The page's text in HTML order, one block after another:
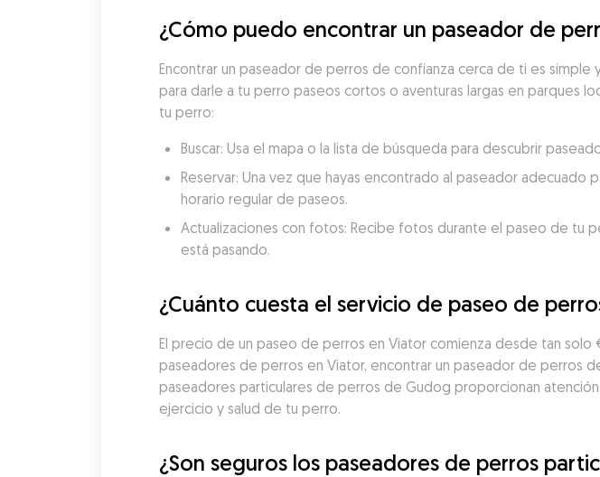
¿Cómo puedo encontrar un paseador de
Encontrar un paseador de perros de confianza cerca de ti es
para darle a tu perro paseos cortos o aventuras largas en parques
tu perro:
Buscar: Usa el mapa o la lista de búsqueda para descubrir
Reservar: Una vez que hayas encontrado al paseador
horario regular de paseos.
Actualizaciones con fotos: Recibe fotos durante el paseo de tu
está pasando.
¿Cuánto cuesta el servicio de paseo de
El precio de un paseo de perros en Viator comienza desde tan
paseadores de perros en Viator, encontrar un paseador de perros
paseadores particulares de perros de Gudog proporcionan
ejercicio y salud de tu perro.
¿Son seguros los paseadores de perros